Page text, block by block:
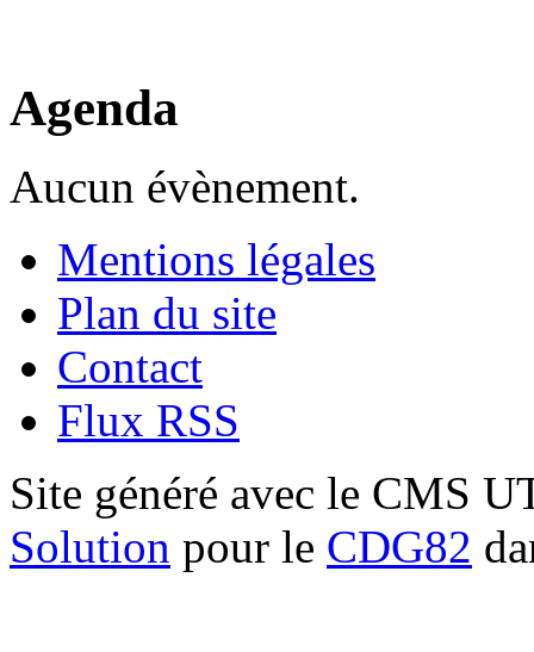
Agenda
Aucun évènement.
Mentions légales
Plan du site
Contact
Flux RSS
Site généré avec le CMS
Solution pour le CDG82